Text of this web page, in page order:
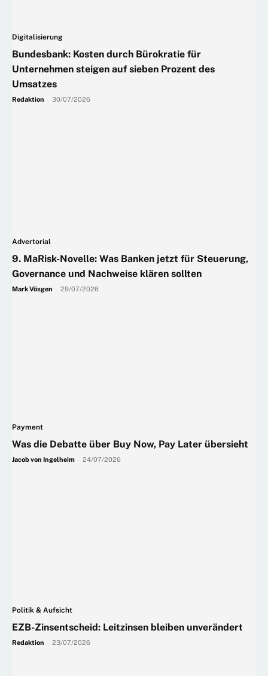
Digitalisierung
Bundesbank: Kosten durch Bürokratie für
Unternehmen steigen auf sieben Prozent des
Umsatzes
Redaktion 30/07/2026
Advertorial
9. MaRisk-Novelle: Was Banken jetzt für Steuerung,
Governance und Nachweise klären sollten
Mark Vösgen 29/07/2026
Payment
Was die Debatte über Buy Now, Pay Later übersieht
Jacob von Ingelheim 24/07/2026
Politik & Aufsicht
EZB-Zinsentscheid: Leitzinsen bleiben unverändert
Redaktion 23/07/2026